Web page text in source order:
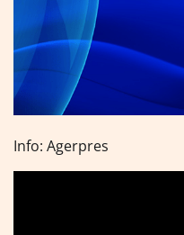
Info: Agerpres